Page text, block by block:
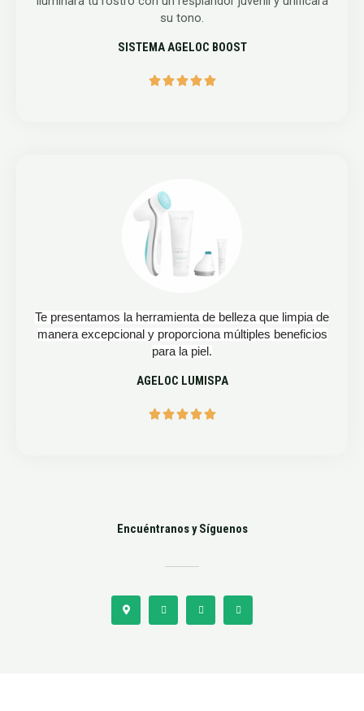
su tono.
SISTEMA AGELOC BOOST

Te presentamos la herramienta de belleza que limpia de
manera excepcional y proporciona múltiples beneficios
para la piel.
AGELOC LUMISPA

Encuéntranos y Síguenos